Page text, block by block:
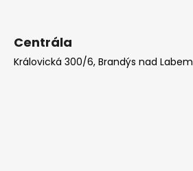
Centrála
Královická 300/6, Brandýs nad Labem